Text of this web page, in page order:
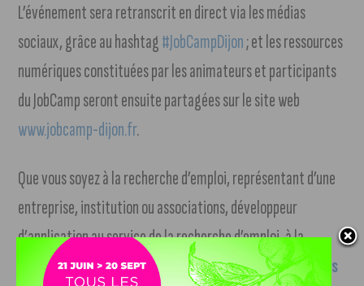
L’événement sera retranscrit en direct via les médias
sociaux, grâce au hashtag#JobCampDijon; et les ressources
numériques constituées par les animateurs et participants
du JobCamp seront ensuite partagées sur le site web
www.jobcamp-dijon.fr.
Que vous soyez à la recherche d’emploi, représentant d’une
entreprise, institution ou associations, développeur
d’application au service de la recherche d’emploi, à la
recherche d’une reconversion ou étudiantce rendez-vous